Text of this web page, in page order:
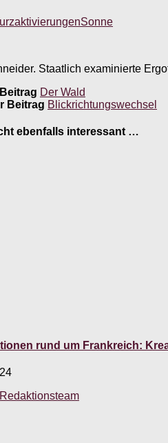
Sonne
Staatlich examinierte
Der Wald
Beitrag Blickrichtungswechsel
ebenfalls interessant …
rund um Frankreich: